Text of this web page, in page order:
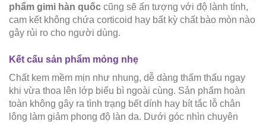
phẩm gimi hàn quốc cũng sẽ ấn tượng với độ lành tính,
cam kết không chứa corticoid hay bất kỳ chất bào mòn nào
gây rủi ro cho người dùng.
Kết cấu sản phẩm mỏng nhẹ
Chất kem mềm mịn như nhung, dễ dàng thẩm thấu ngay
khi vừa thoa lên lớp biểu bì ngoài cùng. Sản phẩm hoàn
toàn không gây ra tình trạng bết dính hay bít tắc lỗ chân
lông làm giảm phong độ làn da. Dưới góc nhìn chuyên